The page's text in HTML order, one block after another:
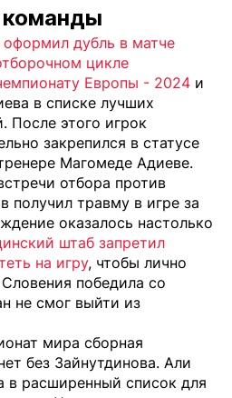
команды
оформил дубль в матче
цикле
Европы - 2024 и
в списке лучших
После этого игрок
закрепился в статусе
Магомеде Адиеве.
отбора против
получил травму в игре за
оказалось настолько
штаб запретил
на игру, чтобы лично
победила со
не смог выйти из
мира сборная
без Зайнутдинова. Али
в расширенный список для